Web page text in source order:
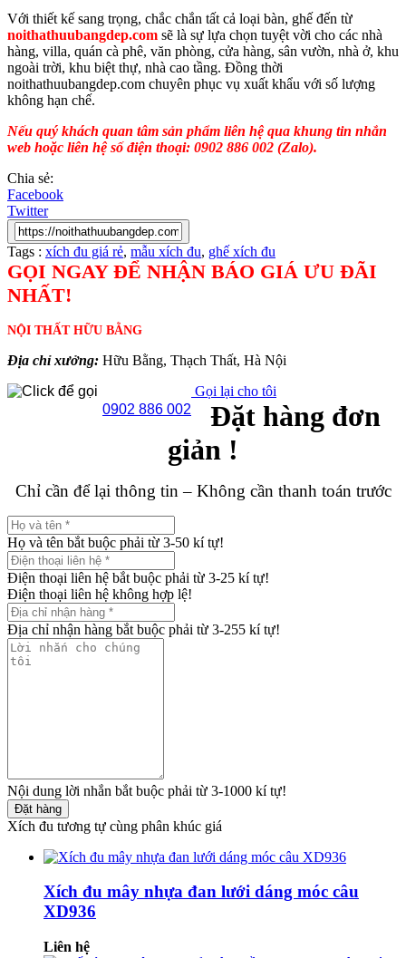
Với thiết kế sang trọng, chắc chắn tất cả loại bàn, ghế đến từ
noithathuubangdep.com sẽ là sự lựa chọn tuyệt vời cho các nhà
hàng, villa, quán cà phê, văn phòng, cửa hàng, sân vườn, nhà ở, khu
ngoài trời, khu biệt thự, nhà cao tầng. Đồng thời
noithathuubangdep.com chuyên phục vụ xuất khẩu với số lượng
không hạn chế.
Nếu quý khách quan tâm sản phẩm liên hệ qua khung tin nhắn
web hoặc liên hệ số điện thoại: 0902 886 002 (Zalo).
Chia sẻ:
Facebook
Twitter
Tags : xích đu giá rẻ, mẫu xích đu, ghế xích đu
GỌI NGAY ĐỂ NHẬN BÁO GIÁ ƯU ĐÃI
NHẤT!
NỘI THẤT HỮU BẰNG
Địa chỉ xưởng: Hữu Bằng, Thạch Thất, Hà Nội
0902 886 002
Gọi lại cho tôi
Đặt hàng đơn
giản !
Chỉ cần để lại thông tin – Không cần thanh toán trước
Họ và tên bắt buộc phải từ 3-50 kí tự!
Điện thoại liên hệ bắt buộc phải từ 3-25 kí tự!
Điện thoại liên hệ không hợp lệ!
Địa chỉ nhận hàng bắt buộc phải từ 3-255 kí tự!
Nội dung lời nhắn bắt buộc phải từ 3-1000 kí tự!
Đặt hàng
Xích đu tương tự cùng phân khúc giá
Xích đu mây nhựa đan lưới dáng móc câu
XD936
Liên hệ